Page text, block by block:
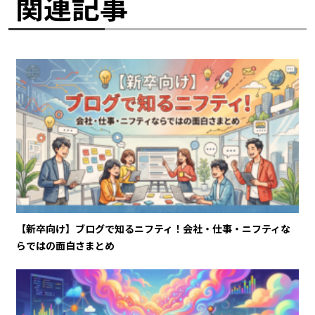
【新卒向け】ブログで知るニフティ！会社・仕事・ニフティな
らではの面白さまとめ